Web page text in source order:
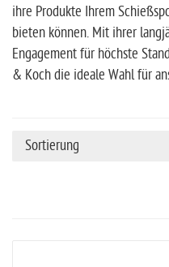
ihre Produkte Ihrem
bieten können. Mit ihrer
Engagement für höchste
& Koch die ideale Wahl für
Sortierung